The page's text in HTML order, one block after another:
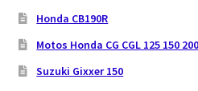
Honda CB190R
Motos Honda CG CGL 125 150
Suzuki Gixxer 150